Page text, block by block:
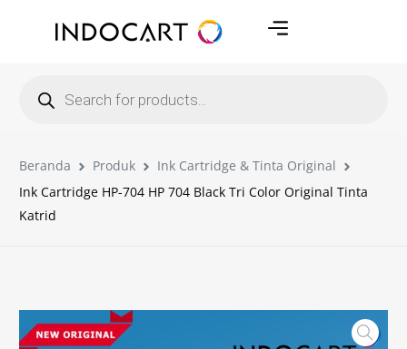
Beranda Produk
Ink Cartridge & Tinta Original
Ink Cartridge HP-704 HP 704 Black Tri Color Original Tinta
Katrid